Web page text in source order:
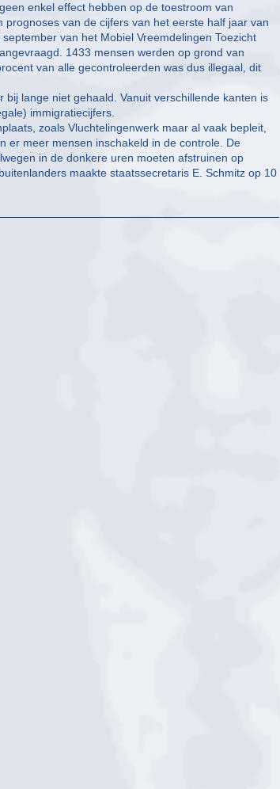
enkel effect hebben op de toestroom van
van de cijfers van het eerste half jaar van
van het Mobiel Vreemdelingen Toezicht
1433 mensen werden op grond van
van alle gecontroleerden was dus illegaal, dit
lange niet gehaald. Vanuit verschillende kanten is
immigratiecijfers.
zoals Vluchtelingenwerk maar al vaak bepleit,
er meer mensen inschakeld in de controle. De
in de donkere uren moeten afstruinen op
maakte staatssecretaris E. Schmitz op 10